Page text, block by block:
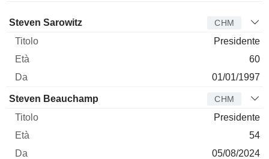
Amministratore Titolo
Steven Sarowitz CHM
Presidente
60
01/01/1997
Steven Beauchamp CHM
Presidente
54
05/08/2024